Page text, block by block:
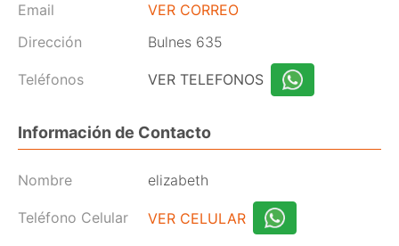
Email
VER CORREO
Dirección
Bulnes 635
Teléfonos VER TELEFONOS
Información de Contacto
Nombre elizabeth
Teléfono Celular VER CELULAR